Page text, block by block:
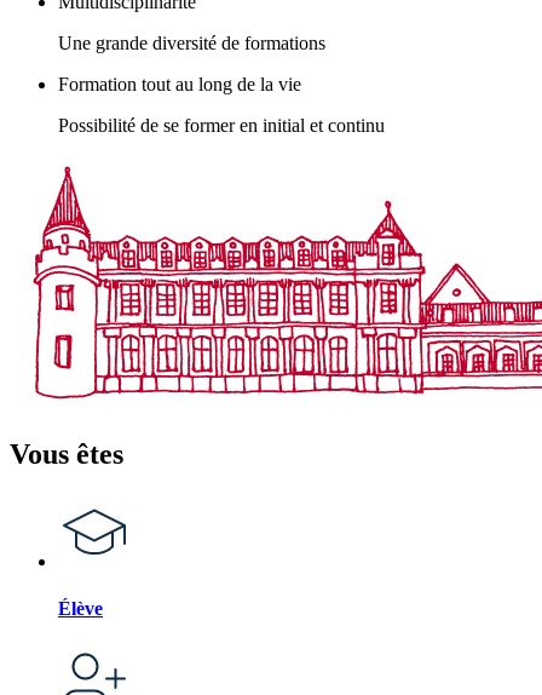
Une grande diversité de formations
Formation tout au long de la vie
Possibilité de se former en initial et continu
Vous êtes
Élève